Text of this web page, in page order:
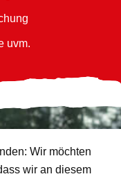
uvm.
Wir möchten
wir an diesem